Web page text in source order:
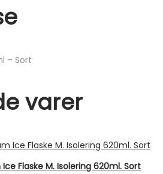
– Sort
varer
Flaske M. Isolering 620ml. Sort